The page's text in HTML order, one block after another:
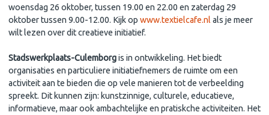
woensdag 26 oktober, tussen 19.00 en 22.00 en zaterdag 29
oktober tussen 9.00-12.00. Kijk op www.textielcafe.nl als je meer
wilt lezen over dit creatieve initiatief.
Stadswerkplaats-Culemborgis in ontwikkeling. Het biedt
organisaties en particuliere initiatiefnemers de ruimte om een
activiteit aan te bieden die op vele manieren tot de verbeelding
spreekt. Dit kunnen zijn: kunstzinnige, culturele, educatieve,
informatieve, maar ook ambachtelijke en pratiskche activiteiten. Het